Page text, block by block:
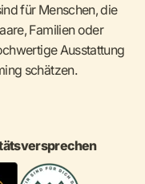
für Menschen, die
Familien oder
Ausstattung
schätzen.